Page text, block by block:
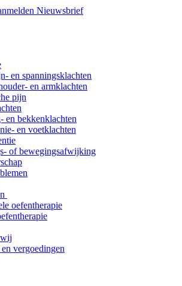
Nieuwsbrief
en spanningsklachten
en armklachten
pijn
en bekkenklachten
en voetklachten
of bewegingsafwijking
oefentherapie
vergoedingen